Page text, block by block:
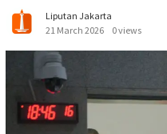
Liputan Jakarta
21 March 2026
0 views